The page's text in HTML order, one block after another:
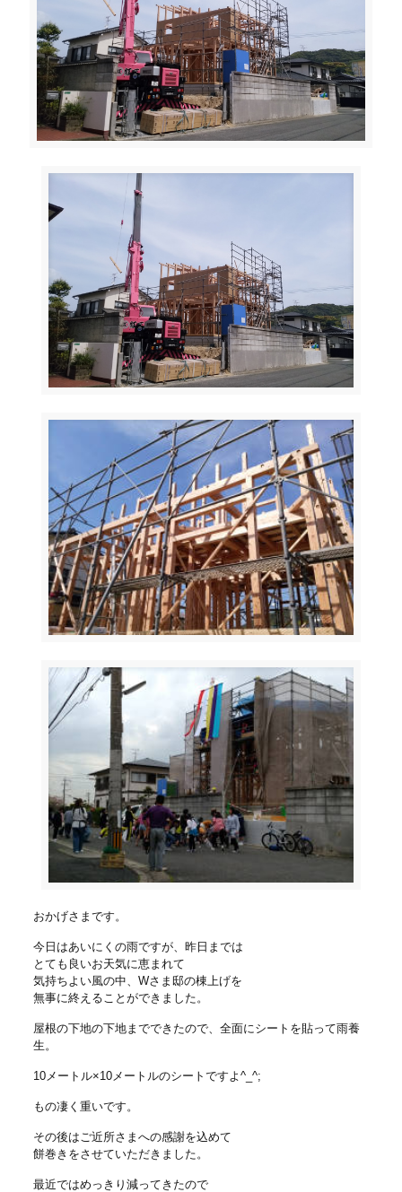
おかげさまです。
今日はあいにくの雨ですが、昨日までは
とても良いお天気に恵まれて
気持ちよい風の中、Wさま邸の棟上げを
無事に終えることができました。
屋根の下地の下地までできたので、全面にシートを貼って雨養
生。
10メートル×10メートルのシートですよ^_^;
もの凄く重いです。
その後はご近所さまへの感謝を込めて
餅巻きをさせていただきました。
最近ではめっきり減ってきたので